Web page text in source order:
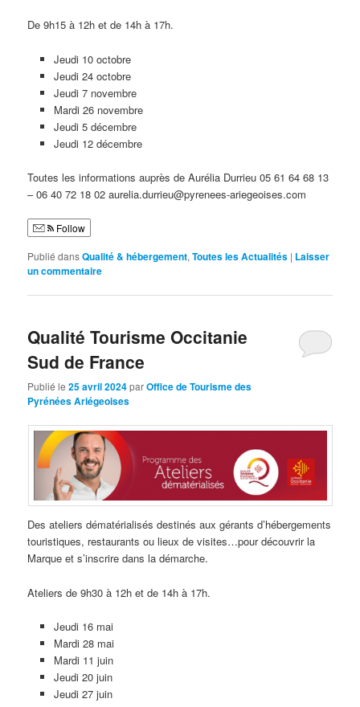
De 9h15 à 12h et de 14h à 17h.
Jeudi 10 octobre
Jeudi 24 octobre
Jeudi 7 novembre
Mardi 26 novembre
Jeudi 5 décembre
Jeudi 12 décembre
Toutes les informations auprès de Aurélia Durrieu 05 61 64 68 13
– 06 40 72 18 02 aurelia.durrieu@pyrenees-ariegeoises.com
Follow
Publié dansQualité & hébergement,Toutes les Actualités | Laisser
un commentaire
Qualité Tourisme Occitanie
Sud de France
Publié le25 avril 2024parOffice de Tourisme des
Pyrénées Ariégeoises
Des ateliers dématérialisés destinés aux gérants d’hébergements
touristiques, restaurants ou lieux de visites…pour découvrir la
Marque et s’inscrire dans la démarche.
Ateliers de 9h30 à 12h et de 14h à 17h.
Jeudi 16 mai
Mardi 28 mai
Mardi 11 juin
Jeudi 20 juin
Jeudi 27 juin